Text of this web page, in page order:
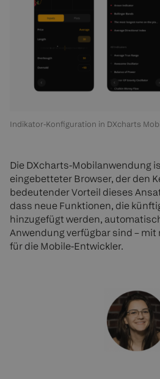
Indikator-Konfiguration in DXcharts
Die DXcharts-Mobilanwendung
eingebetteter Browser, der den
bedeutender Vorteil dieses
dass neue Funktionen, die
hinzugefügt werden,
Anwendung verfügbar sind –
für die Mobile-Entwickler.